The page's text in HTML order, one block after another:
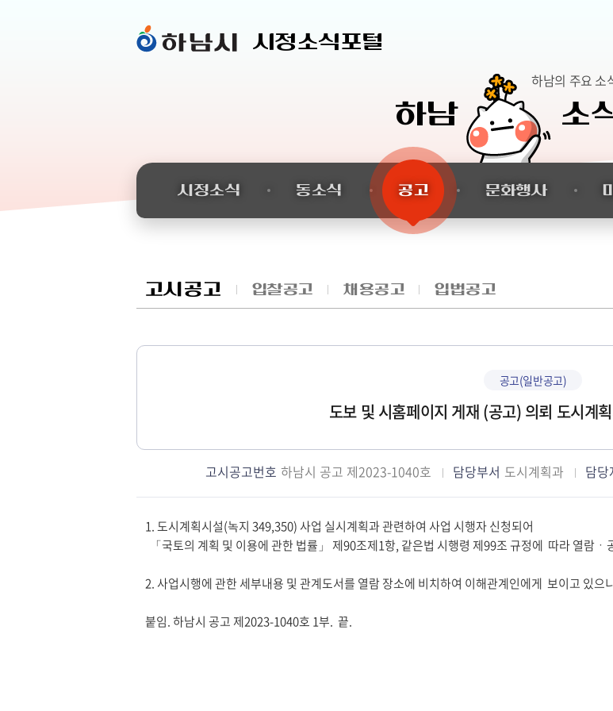
시정소식포털
하남 소
하남의 주요 소
시정소식 동소식 공고 문화행사
고시공고 입찰공고 채용공고 입법공고
공고(일반공고)
도보 및 시홈페이지 게재 (공고) 의뢰 도시계
고시공고번호 하남시 공고 제2023-1040호 담당부서 도시계획과 담당